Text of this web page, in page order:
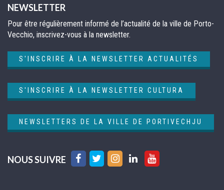
NEWSLETTER
Pour être régulièrement informé de l’actualité de la ville de Porto-
Vecchio, inscrivez-vous à la newsletter.
S'INSCRIRE À LA NEWSLETTER ACTUALITÉS
S'INSCRIRE À LA NEWSLETTER CULTURA
NEWSLETTERS DE LA VILLE DE PORTIVECHJU
NOUS SUIVRE
Lien
Lien
Lien
Lien